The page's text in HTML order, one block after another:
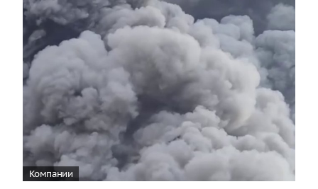
Компании